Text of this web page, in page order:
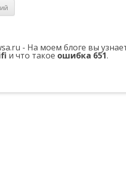
- На моем блоге вы
и что такое ошибка 651.